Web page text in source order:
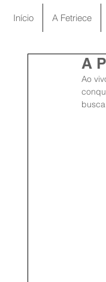
Início A Fetriece
A
Ao